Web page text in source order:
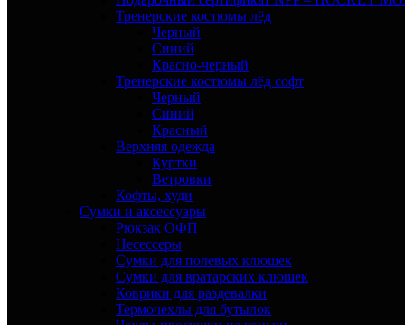
Тренерские костюмы лёд
Черный
Синий
Красно-черный
Тренерские костюмы лёд софт
Черный
Синий
Красный
Верхняя одежда
Куртки
Ветровки
Кофты, худи
Сумки и аксессуары
Рюкзак ОФП
Несессеры
Сумки для полевых клюшек
Сумки для вратарских клюшек
Коврики для раздевалки
Термочехлы для бутылок